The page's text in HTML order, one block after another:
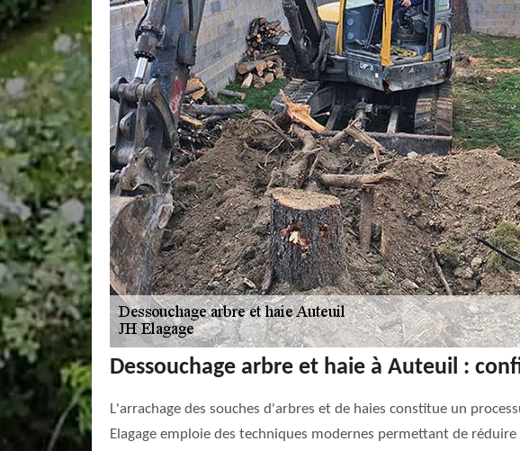
Dessouchage arbre et haie à Auteuil :
L'arrachage des souches d'arbres et de haies constitue un
Elagage emploie des techniques modernes permettant de